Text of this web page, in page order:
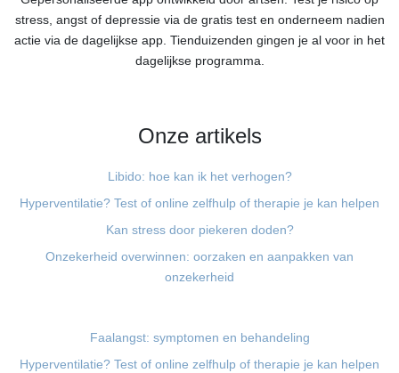
stress, angst of depressie via de gratis test en onderneem nadien
actie via de dagelijkse app. Tienduizenden gingen je al voor in het
dagelijkse programma.
Onze artikels
Faalangst: symptomen en behandeling
Hyperventilatie? Test of online zelfhulp of therapie je kan helpen
Libido: hoe kan ik het verhogen?
Hyperventilatie? Test of online zelfhulp of therapie je kan helpen
Kan stress door piekeren doden?
Onzekerheid overwinnen: oorzaken en aanpakken van
onzekerheid